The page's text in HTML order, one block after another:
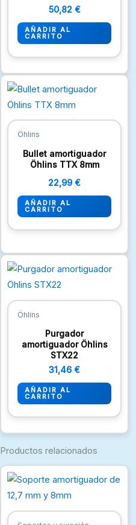
50,82 €
AÑADIR AL
CARRITO
Öhlins
Bullet amortiguador
Öhlins TTX 8mm
22,99 €
AÑADIR AL
CARRITO
Öhlins
Purgador
amortiguador Öhlins
STX22
31,46 €
AÑADIR AL
CARRITO
Productos relacionados